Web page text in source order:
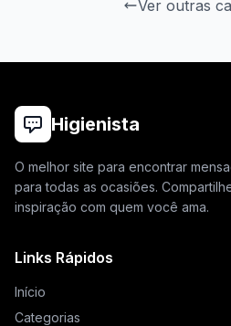
Ver outras
Higienista
O melhor site para encontrar
para todas as ocasiões.
inspiração com quem você ama.
Links Rápidos
Início
Categorias